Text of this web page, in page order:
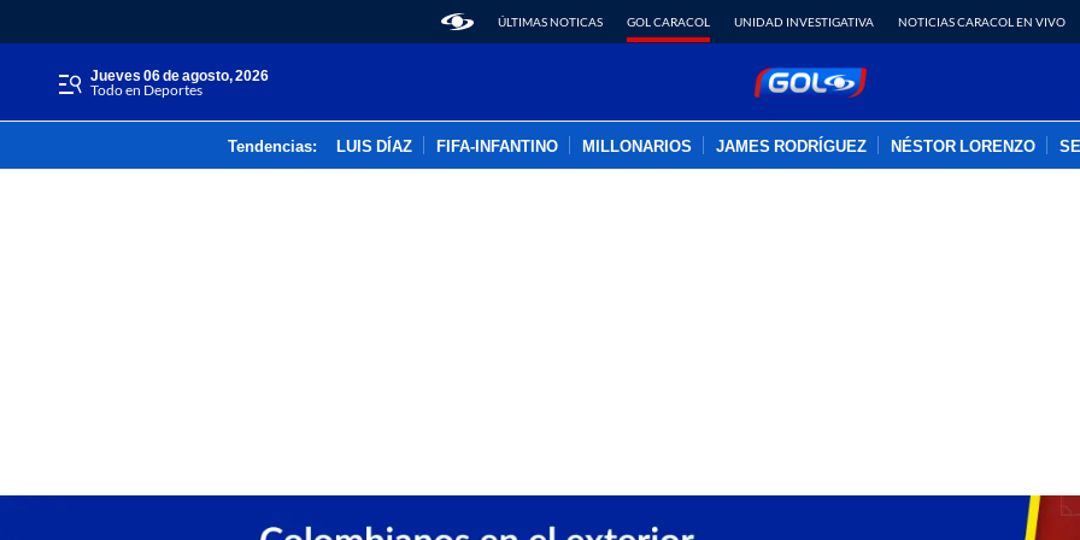
ÚLTIMAS NOTICAS GOL CARACOL UNIDAD INVESTIGATIVA NOTICIAS CARACOL EN VIVO
jueves 06 de agosto, 2026
Todo en Deportes
Tendencias: LUIS DÍAZ FIFA-INFANTINO MILLONARIOS JAMES RODRÍGUEZ NÉSTOR LORENZO